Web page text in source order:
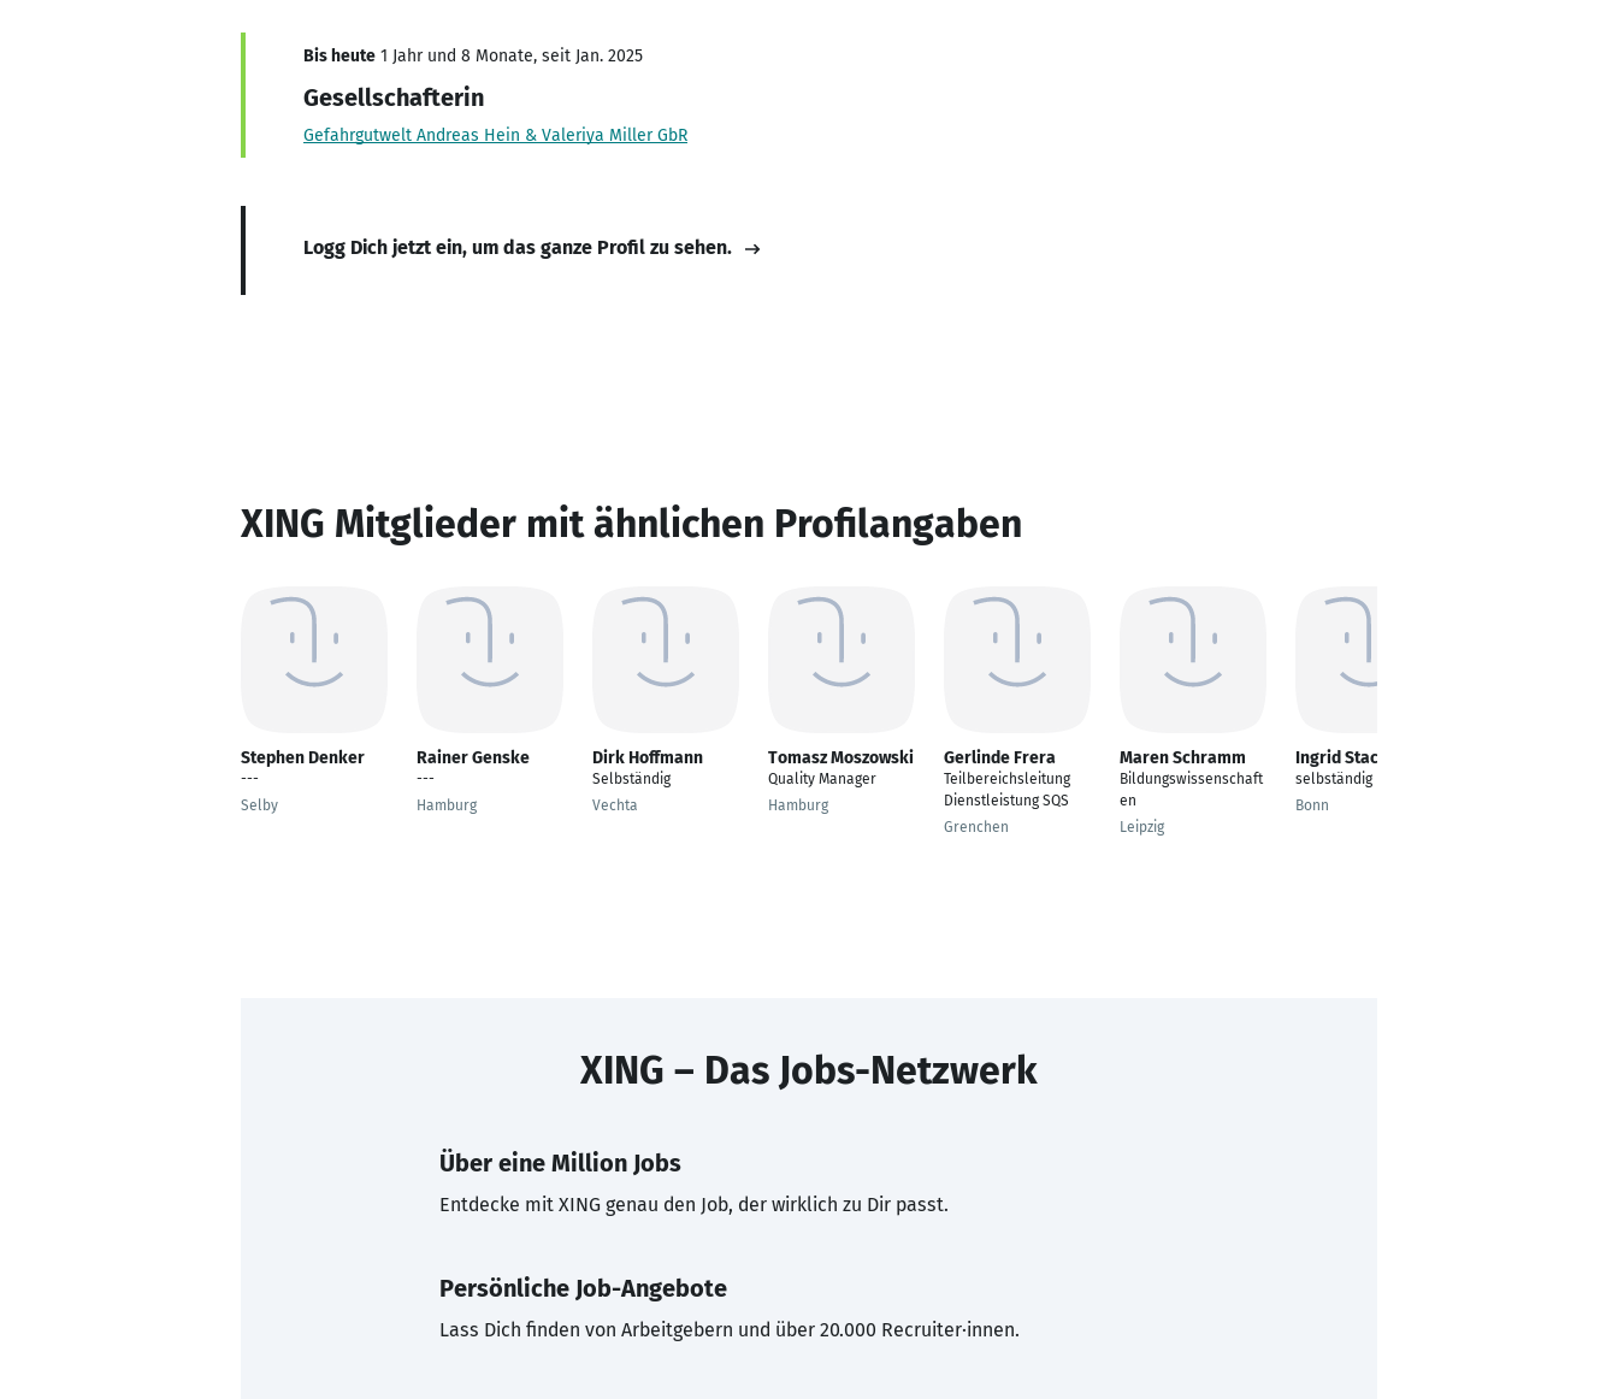
Bis heute 1 Jahr und 8 Monate, seit Jan. 2025
Gesellschafterin
Gefahrgutwelt Andreas Hein & Valeriya Miller GbR
Logg Dich jetzt ein, um das ganze Profil zu sehen.
XING Mitglieder mit ähnlichen Profilangaben
Stephen Denker
---
Selby
Rainer Genske
---
Hamburg
Dirk Hoffmann
Selbständig
Vechta
Tomasz Moszowski
Quality Manager
Hamburg
Gerlinde Frera
Teilbereichsleitung
Dienstleistung SQS
Grenchen
Maren Schramm
Bildungswissenschaft
en
Leipzig
Ingrid Stachetzki
selbständig
Bonn
XING – Das Jobs-Netzwerk
Über eine Million Jobs
Entdecke mit XING genau den Job, der wirklich zu Dir passt.
Persönliche Job-Angebote
Lass Dich finden von Arbeitgebern und über 20.000 Recruiter·innen.